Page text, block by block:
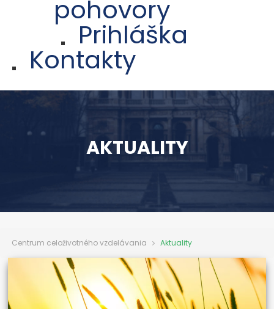
pohovory
Prihláška
Kontakty
AKTUALITY
Centrum celoživotného vzdelávania Aktuality